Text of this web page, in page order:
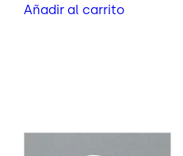
Añadir al carrito